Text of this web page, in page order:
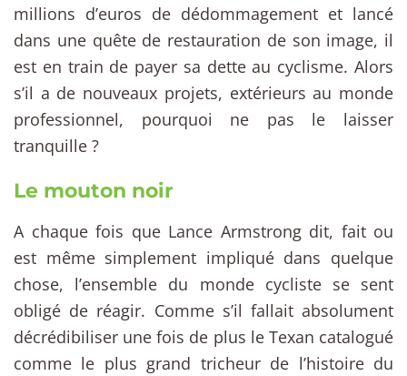
millions d’euros de dédommagement et lancé
dans une quête de restauration de son image, il
est en train de payer sa dette au cyclisme. Alors
s’il a de nouveaux projets, extérieurs au monde
professionnel, pourquoi ne pas le laisser
tranquille ?
Le mouton noir
A chaque fois que Lance Armstrong dit, fait ou
est même simplement impliqué dans quelque
chose, l’ensemble du monde cycliste se sent
obligé de réagir. Comme s’il fallait absolument
décrédibiliser une fois de plus le Texan catalogué
comme le plus grand tricheur de l’histoire du